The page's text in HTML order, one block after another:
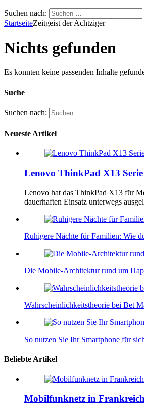
Suchen nach:
StartseiteZeitgeist der Achtziger
Nichts gefunden
Es konnten keine passenden Inhalte
Suche
Suchen nach:
Neueste Artikel
Lenovo ThinkPad X13 Serie
Lenovo hat das ThinkPad X13 für
dauerhaften Einsatz unterwegs
Ruhigere Nächte für Familien: Wie
Die Mobile-Architektur rund um
Wahrscheinlichkeitstheorie bei Bet
So nutzen Sie Ihr Smartphone für
Beliebte Artikel
Mobilfunknetz in